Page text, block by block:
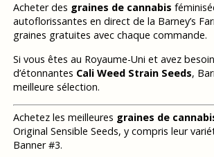
Acheter des graines de cannabis
autoflorissantes en direct de la Barney’s
graines gratuites avec chaque commande.
Si vous êtes au Royaume-Uni et avez besoin
d’étonnantes Cali Weed Strain Seeds,
meilleure sélection.
Achetez les meilleures graines de
Original Sensible Seeds, y compris leur
Banner #3.